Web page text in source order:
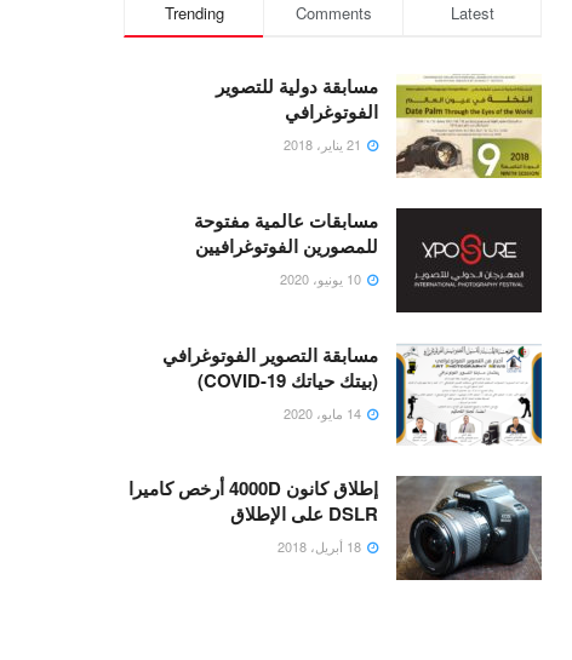
Trending Comments Latest
مسابقة دولية للتصوير
الفوتوغرافي
مسابقات عالمية مفتوحة
للمصورين الفوتوغرافيين
مسابقة التصوير الفوتوغرافي
(بيتك حياتك COVID-19)
إطلاق كانون 4000D أرخص كاميرا
DSLR على الإطلاق